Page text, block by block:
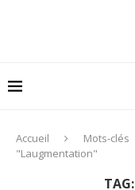
Accueil Mots-clés
"Laugmentation"
TAG: